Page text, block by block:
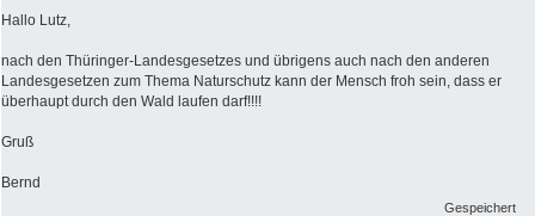
Hallo Lutz,
nach den Thüringer-Landesgesetzes und übrigens auch nach den anderen
Landesgesetzen zum Thema Naturschutz kann der Mensch froh sein, dass er
überhaupt durch den Wald laufen darf!!!!
Gruß
Bernd
Gespeichert